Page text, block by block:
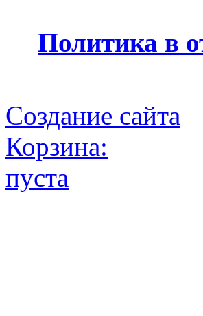
Политика в
Создание сайта
Корзина:
пуста